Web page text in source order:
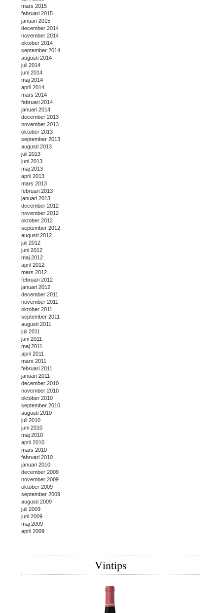
mars 2015
februari 2015
januari 2015
december 2014
november 2014
oktober 2014
september 2014
augusti 2014
juli 2014
juni 2014
maj 2014
april 2014
mars 2014
februari 2014
januari 2014
december 2013
november 2013
oktober 2013
september 2013
augusti 2013
juli 2013
juni 2013
maj 2013
april 2013
mars 2013
februari 2013
januari 2013
december 2012
november 2012
oktober 2012
september 2012
augusti 2012
juli 2012
juni 2012
maj 2012
april 2012
mars 2012
februari 2012
januari 2012
december 2011
november 2011
oktober 2011
september 2011
augusti 2011
juli 2011
juni 2011
maj 2011
april 2011
mars 2011
februari 2011
januari 2011
december 2010
november 2010
oktober 2010
september 2010
augusti 2010
juli 2010
juni 2010
maj 2010
april 2010
mars 2010
februari 2010
januari 2010
december 2009
november 2009
oktober 2009
september 2009
augusti 2009
juli 2009
juni 2009
maj 2009
april 2009
Vintips